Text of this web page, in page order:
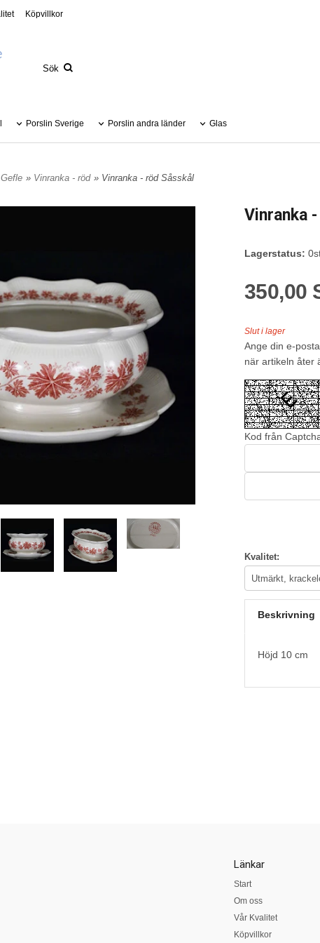
Köpvillkor
Porslin Sverige Porslin andra länder Glas
Gefle » Vinranka - röd » Vinranka - röd Såsskål
Vinranka
Lagerstatus:
350,00
Slut i lager
Ange din e-
när artikeln åter
Kod från
Kvalitet:
Beskrivning
Höjd 10 cm
Länkar
Start
Om oss
Vår Kvalitet
Köpvillkor